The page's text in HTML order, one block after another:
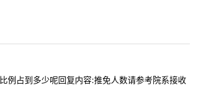
占到多少呢回复内容:推免人数请参考院系接收